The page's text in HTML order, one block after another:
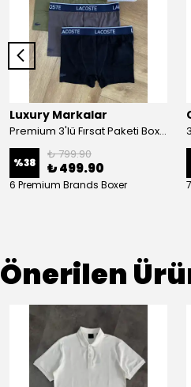
Luxury Markalar
Premium 3'lü Fırsat Paketi Boxer
%38
₺ 799.90
₺ 499.90
6 Premium Brands Boxer
Önerilen